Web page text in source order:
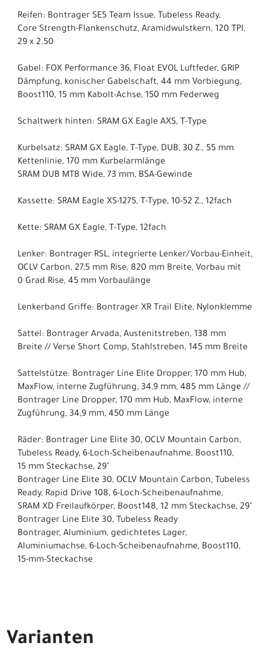
Reifen: Bontrager SE5 Team Issue, Tubeless Ready,
Core Strength-Flankenschutz, Aramidwulstkern, 120 TPI,
29 x 2.50
Gabel: FOX Performance 36, Float EVOL Luftfeder, GRIP
Dämpfung, konischer Gabelschaft, 44 mm Vorbiegung,
Boost110, 15 mm Kabolt-Achse, 150 mm Federweg
Schaltwerk hinten: SRAM GX Eagle AXS, T-Type
Kurbelsatz: SRAM GX Eagle, T-Type, DUB, 30 Z., 55 mm
Kettenlinie, 170 mm Kurbelarmlänge
SRAM DUB MTB Wide, 73 mm, BSA-Gewinde
Kassette: SRAM Eagle XS-1275, T-Type, 10-52 Z., 12fach
Kette: SRAM GX Eagle, T-Type, 12fach
Lenker: Bontrager RSL, integrierte Lenker/Vorbau-Einheit,
OCLV Carbon, 27,5 mm Rise, 820 mm Breite, Vorbau mit
0 Grad Rise, 45 mm Vorbaulänge
Lenkerband Griffe: Bontrager XR Trail Elite, Nylonklemme
Sattel: Bontrager Arvada, Austenitstreben, 138 mm
Breite // Verse Short Comp, Stahlstreben, 145 mm Breite
Sattelstütze: Bontrager Line Elite Dropper, 170 mm Hub,
MaxFlow, interne Zugführung, 34,9 mm, 485 mm Länge //
Bontrager Line Dropper, 170 mm Hub, MaxFlow, interne
Zugführung, 34,9 mm, 450 mm Länge
Räder: Bontrager Line Elite 30, OCLV Mountain Carbon,
Tubeless Ready, 6-Loch-Scheibenaufnahme, Boost110,
15 mm Steckachse, 29"
Bontrager Line Elite 30, OCLV Mountain Carbon, Tubeless
Ready, Rapid Drive 108, 6-Loch-Scheibenaufnahme,
SRAM XD Freilaufkörper, Boost148, 12 mm Steckachse, 29"
Bontrager Line Elite 30, Tubeless Ready
Bontrager, Aluminium, gedichtetes Lager,
Aluminiumachse, 6-Loch-Scheibenaufnahme, Boost110,
15-mm-Steckachse
Varianten